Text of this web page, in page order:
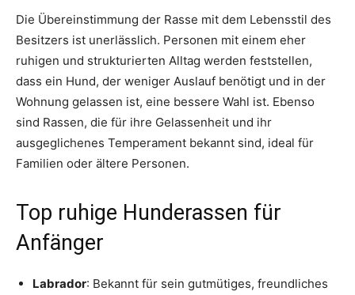
Die Übereinstimmung der Rasse mit dem Lebensstil des
Besitzers ist unerlässlich. Personen mit einem eher
ruhigen und strukturierten Alltag werden feststellen,
dass ein Hund, der weniger Auslauf benötigt und in der
Wohnung gelassen ist, eine bessere Wahl ist. Ebenso
sind Rassen, die für ihre Gelassenheit und ihr
ausgeglichenes Temperament bekannt sind, ideal für
Familien oder ältere Personen.
Top ruhige Hunderassen für
Anfänger
Labrador: Bekannt für sein gutmütiges, freundliches